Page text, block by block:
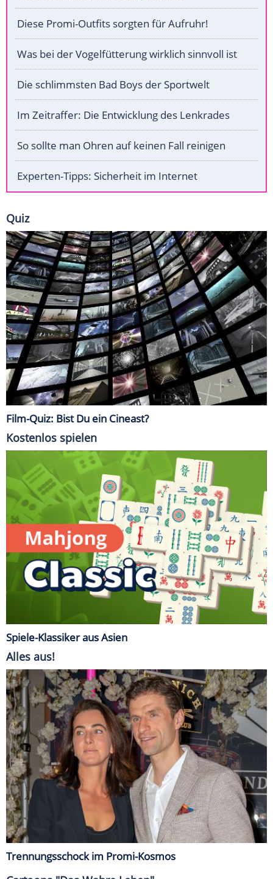
Diese Promi-Outfits sorgten für Aufruhr!
Was bei der Vogelfütterung wirklich sinnvoll ist
Die schlimmsten Bad Boys der Sportwelt
Im Zeitraffer: Die Entwicklung des Lenkrades
So sollte man Ohren auf keinen Fall reinigen
Experten-Tipps: Sicherheit im Internet
Quiz
Film-Quiz: Bist Du ein Cineast?
Kostenlos spielen
Spiele-Klassiker aus Asien
Alles aus!
Trennungsschock im Promi-Kosmos